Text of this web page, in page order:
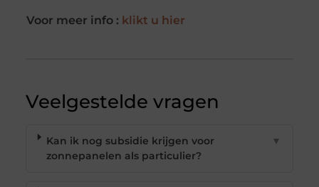
Voor meer info : klikt u hier
Veelgestelde vragen
Kan ik nog subsidie krijgen voor
zonnepanelen als particulier?
▼